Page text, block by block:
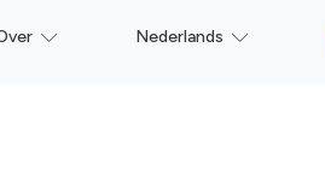
Nederlands